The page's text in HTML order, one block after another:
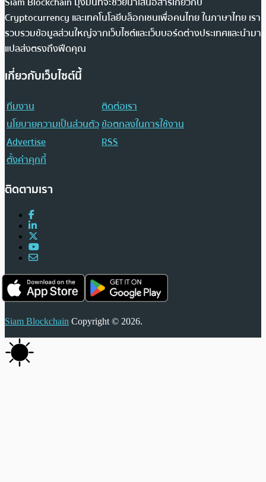
Cryptocurrency และเทคโนโลยีบล็อกเชนเพื่อคนไทย ในภาษาไทย เรา
รวบรวมข้อมูลส่วนใหญ่จากเว็บไซต์และเว็บบอร์ดต่างประเทศและนำมา
แปลส่งตรงถึงฟีดคุณ
เกี่ยวกับเว็บไซต์นี้
ทีมงาน
ติดต่อเรา
นโยบายความเป็นส่วนตัวข้อตกลงในการใช้งาน
Advertise
RSS
ตั้งค่าคุกกี้
ติดตามเรา
Siam Blockchain Copyright © 2026.